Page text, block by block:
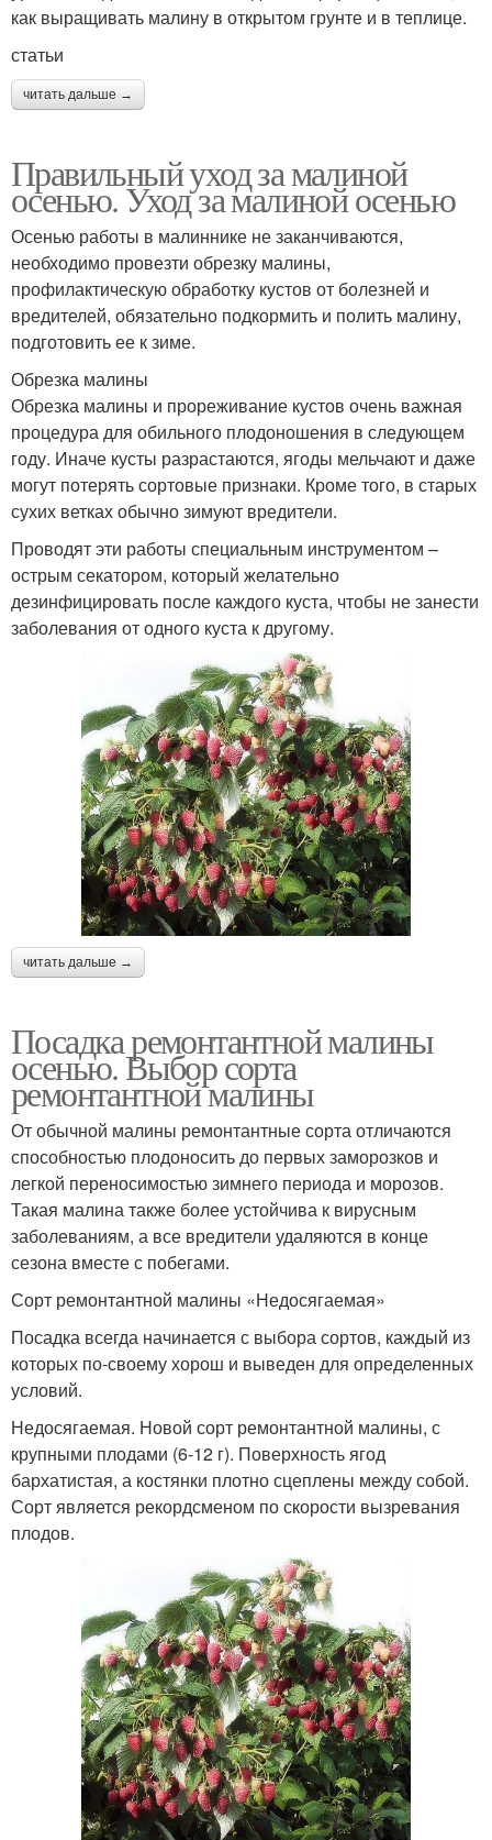
как выращивать малину в открытом грунте и в теплице.
статьи
читать дальше →
Правильный уход за малиной
осенью. Уход за малиной осенью
Осенью работы в малиннике не заканчиваются,
необходимо провезти обрезку малины,
профилактическую обработку кустов от болезней и
вредителей, обязательно подкормить и полить малину,
подготовить ее к зиме.
Обрезка малины
Обрезка малины и прореживание кустов очень важная
процедура для обильного плодоношения в следующем
году. Иначе кусты разрастаются, ягоды мельчают и даже
могут потерять сортовые признаки. Кроме того, в старых
сухих ветках обычно зимуют вредители.
Проводят эти работы специальным инструментом –
острым секатором, который желательно
дезинфицировать после каждого куста, чтобы не занести
заболевания от одного куста к другому.
читать дальше →
Посадка ремонтантной малины
осенью. Выбор сорта
ремонтантной малины
От обычной малины ремонтантные сорта отличаются
способностью плодоносить до первых заморозков и
легкой переносимостью зимнего периода и морозов.
Такая малина также более устойчива к вирусным
заболеваниям, а все вредители удаляются в конце
сезона вместе с побегами.
Сорт ремонтантной малины «Недосягаемая»
Посадка всегда начинается с выбора сортов, каждый из
которых по-своему хорош и выведен для определенных
условий.
Недосягаемая. Новой сорт ремонтантной малины, с
крупными плодами (6-12 г). Поверхность ягод
бархатистая, а костянки плотно сцеплены между собой.
Сорт является рекордсменом по скорости вызревания
плодов.